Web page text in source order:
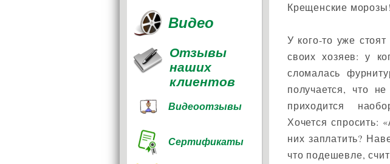
Крещенские
У кого-то уже
своих хозяев: у
сломалась
получается, что
приходится
Хочется спросить:
них заплатить?
что подешевле,
Видео
Отзывы
наших
клиентов
Видеоотзывы
Сертификаты